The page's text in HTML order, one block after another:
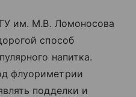
им. М.В. Ломоносова
способ
напитка.
флуориметрии
подделки и